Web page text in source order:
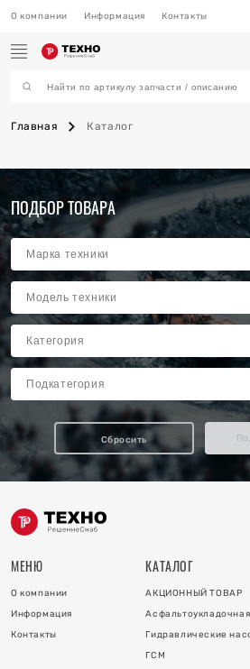
О компании Информация Контакты
Главная Каталог
ПОДБОР ТОВАРА
Сбросить
МЕНЮ
О компании
Информация
Контакты
КАТАЛОГ
АКЦИОННЫЙ ТОВАР
Асфальтоукладочная
Гидравлические
ГСМ